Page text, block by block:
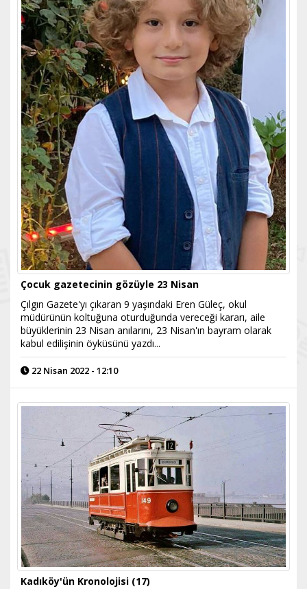
Çocuk gazetecinin gözüyle 23 Nisan
Çılgın Gazete'yı çıkaran 9 yaşındaki Eren Güleç, okul
müdürünün koltuğuna oturduğunda vereceği kararı, aile
büyüklerinin 23 Nisan anılarını, 23 Nisan'ın bayram olarak
kabul edilişinin öyküsünü yazdı...
22 Nisan 2022 - 12:10
Kadıköy'ün Kronolojisi (17)